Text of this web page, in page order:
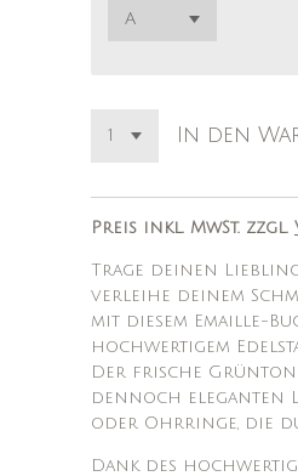
In den
Preis inkl. MwSt. zzgl.
Trage deinen
verleihe deinem
mit diesem Emaille-
hochwertigem
Der frische Grünton
dennoch eleganten
oder Ohrringe, die
Dank des